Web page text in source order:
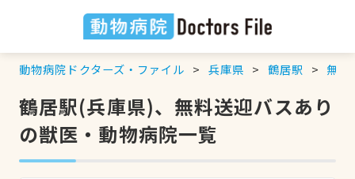
動物病院ドクターズ・ファイル 兵庫県 鶴居駅 無料
鶴居駅(兵庫県)、無料送迎バスあり
の獣医・動物病院一覧